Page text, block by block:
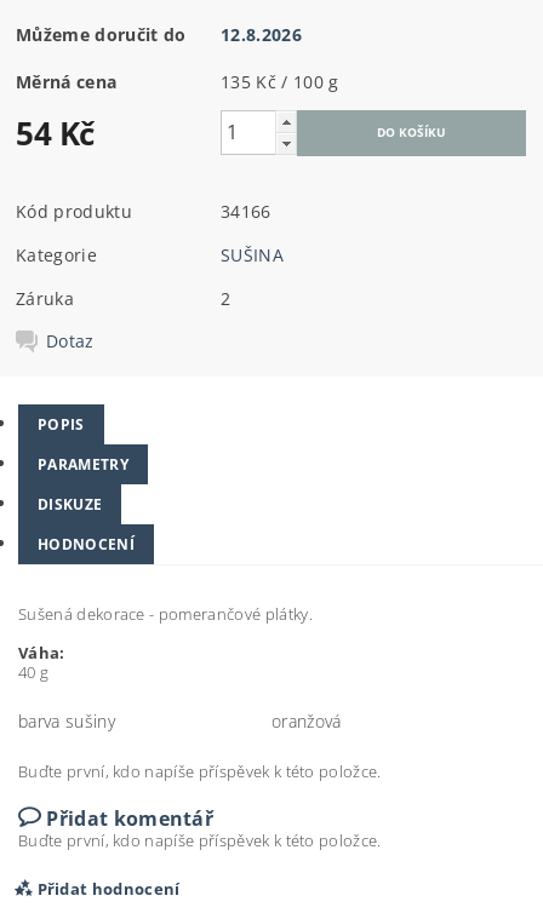
Můžeme doručit do 12.8.2026
Měrná cena 135 Kč / 100 g
54 Kč
Kód produktu
34166
Kategorie
SUŠINA
Záruka
2
Dotaz
POPIS
PARAMETRY
DISKUZE
HODNOCENÍ
Sušená dekorace - pomerančové plátky.
Váha:
40 g
barva sušiny oranžová
Buďte první, kdo napíše příspěvek k této položce.
Přidat komentář
Buďte první, kdo napíše příspěvek k této položce.
Přidat hodnocení